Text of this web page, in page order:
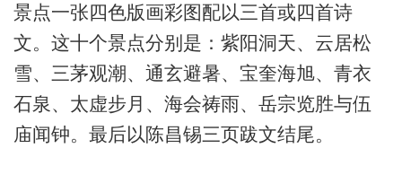
景点一张四色版画彩图配以三首或四首诗
文。这十个景点分别是：紫阳洞天、云居松
雪、三茅观潮、通玄避暑、宝奎海旭、青衣
石泉、太虚步月、海会祷雨、岳宗览胜与伍
庙闻钟。最后以陈昌锡三页跋文结尾。